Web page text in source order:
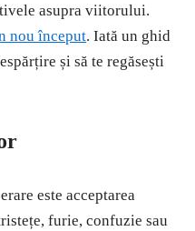
asupra viitorului.
nou început. Iată un ghid
și să te regăsești
este acceptarea
furie, confuzie sau